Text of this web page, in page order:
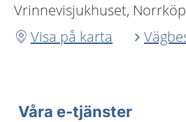
Vrinnevisjukhuset,
Visa på karta
Våra e-tjänster